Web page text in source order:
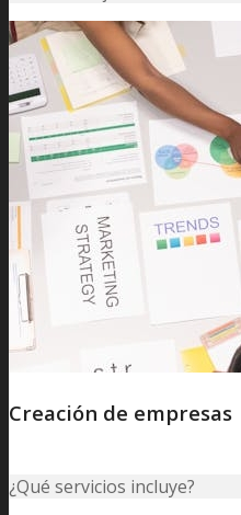
Creación de empresas
¿Qué servicios incluye?